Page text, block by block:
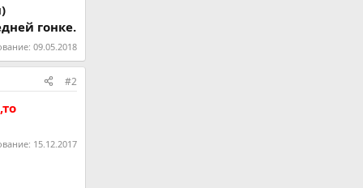
гонке.
09.05.2018
#2
15.12.2017